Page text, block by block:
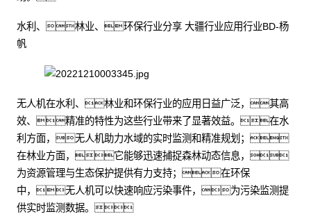
水利、林业、环保行业分享 大疆行业应用行业BD-杨
帆
无人机在水利、林业和环保行业的应用日益广泛，其高
效、精准的特性为这些行业带来了显著效益。在水
利方面，无人机助力水域的实时监测和精准规划；
在林业方面，它能够迅速捕捉森林动态信息，
为资源管理与生态保护提供有力支持；在环保
中，无人机可以快速响应污染事件，为污染监测提
供实时监测数据。